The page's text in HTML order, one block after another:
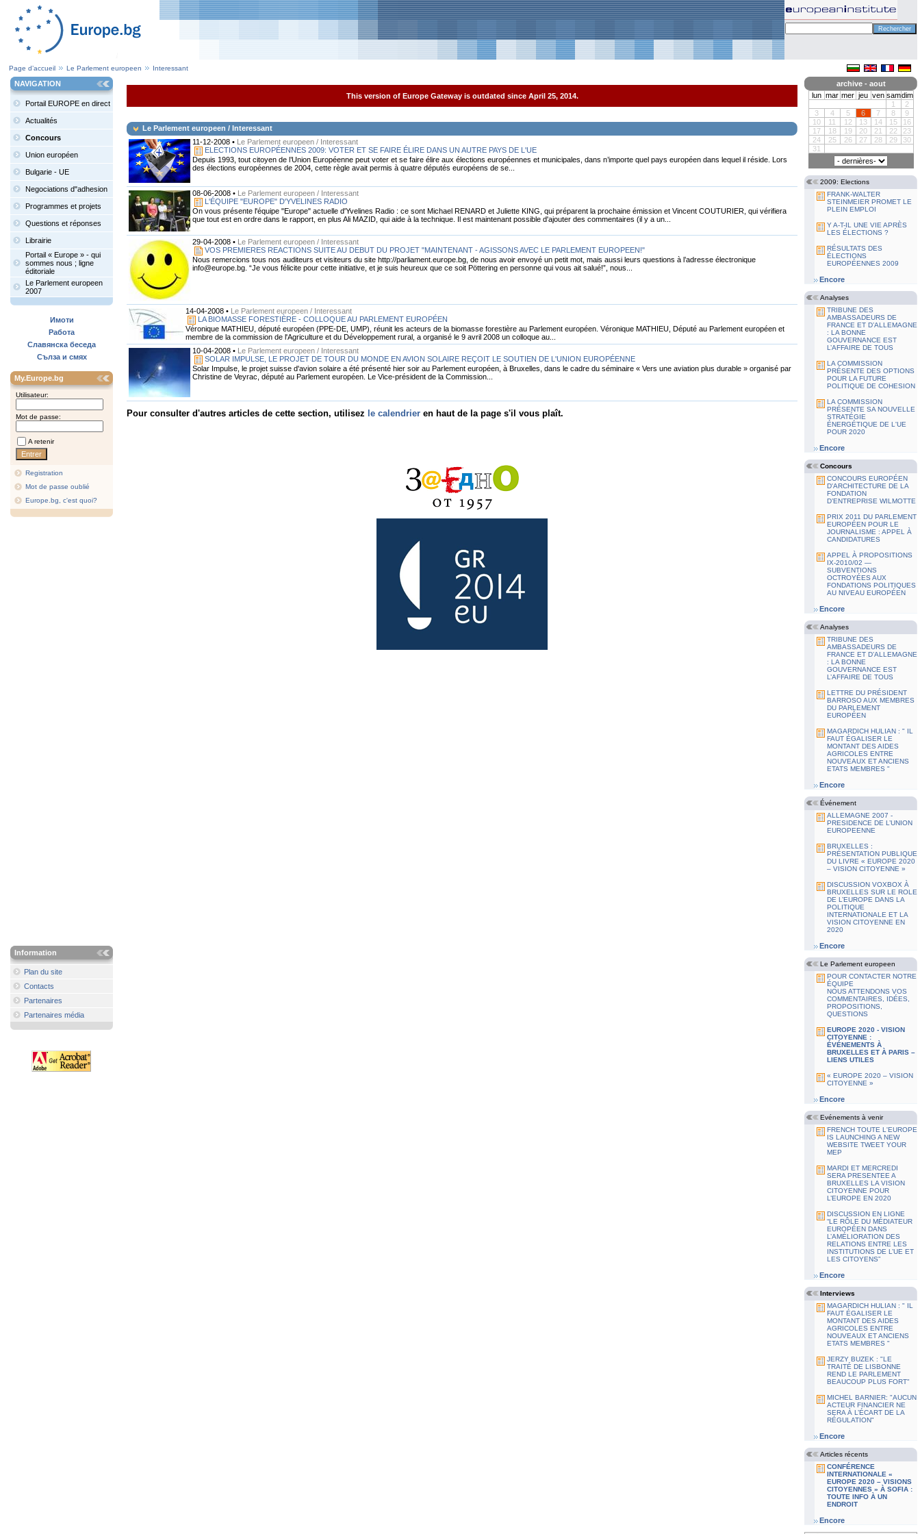
Page d’accueil Le Parlement europeen Interessant
NAVIGATION
Portail EUROPE en direct
Actualités
Concours
Union européen
Bulgarie - UE
Negociations d"adhesion
Programmes et projets
Questions et réponses
Librairie
Portail « Europe » - qui
sommes nous ; ligne
éditoriale
Le Parlement europeen
2007
Имоти
Работа
Славянска беседа
Сълза и смях
My.Europe.bg
Utilisateur:
Mot de passe:
A retenir
Registration
Mot de passe oublié
Europe.bg, c'est quoi?
Information
Plan du site
Contacts
Partenaires
Partenaires média
This version of Europe Gateway is outdated since April 25, 2014.
Le Parlement europeen / Interessant
11-12-2008 • Le Parlement europeen / Interessant
ELECTIONS EUROPÉENNES 2009: VOTER ET SE FAIRE ÉLIRE DANS UN AUTRE PAYS DE L'UE
Depuis 1993, tout citoyen de l’Union Européenne peut voter et se faire élire aux élections européennes et municipales, dans n’importe quel pays européen dans lequel il réside. Lors
des élections européennes de 2004, cette règle avait permis à quatre députés européens de se...
08-06-2008 • Le Parlement europeen / Interessant
L'ÉQUIPE "EUROPE" D'YVELINES RADIO
On vous présente l'équipe "Europe" actuelle d'Yvelines Radio : ce sont Michael RENARD et Juliette KING, qui préparent la prochaine émission et Vincent COUTURIER, qui vérifiera
que tout est en ordre dans le rapport, en plus Ali MAZID, qui aide à la technique. Il est maintenant possible d'ajouter des commentaires (il y a un...
29-04-2008 • Le Parlement europeen / Interessant
VOS PREMIERES REACTIONS SUITE AU DEBUT DU PROJET "MAINTENANT - AGISSONS AVEC LE PARLEMENT EUROPEEN!"
Nous remercions tous nos auditeurs et visiteurs du site http://parliament.europe.bg, de nous avoir envoyé un petit mot, mais aussi leurs questions à l’adresse électronique
info@europe.bg. “Je vous félicite pour cette initiative, et je suis heureux que ce soit Pöttering en personne qui vous ait salué!”, nous...
14-04-2008 • Le Parlement europeen / Interessant
LA BIOMASSE FORESTIÈRE - COLLOQUE AU PARLEMENT EUROPÉEN
Véronique MATHIEU, député européen (PPE-DE, UMP), réunit les acteurs de la biomasse forestière au Parlement européen. Véronique MATHIEU, Député au Parlement européen et
membre de la commission de l'Agriculture et du Développement rural, a organisé le 9 avril 2008 un colloque au...
10-04-2008 • Le Parlement europeen / Interessant
SOLAR IMPULSE, LE PROJET DE TOUR DU MONDE EN AVION SOLAIRE REÇOIT LE SOUTIEN DE L'UNION EUROPÉENNE
Solar Impulse, le projet suisse d'avion solaire a été présenté hier soir au Parlement européen, à Bruxelles, dans le cadre du séminaire « Vers une aviation plus durable » organisé par
Christine de Veyrac, député au Parlement européen. Le Vice-président de la Commission...
Pour consulter d'autres articles de cette section, utilisez le calendrier en haut de la page s'il vous plaît.
archive - aout
lun mar mer jeu ven samdim
1
2
3
4 5 6 7 8
9
10
11 12 13 14 15
16
17
18 19 20 21 22
23
24
25 26 27 28 29
30
31
2009: Elections
FRANK-WALTER
STEINMEIER PROMET LE
PLEIN EMPLOI
Y A-T-IL UNE VIE APRÈS
LES ÉLECTIONS ?
RÉSULTATS DES
ÉLECTIONS
EUROPÉENNES 2009
Encore
Analyses
TRIBUNE DES
AMBASSADEURS DE
FRANCE ET D’ALLEMAGNE
: LA BONNE
GOUVERNANCE EST
L’AFFAIRE DE TOUS
LA COMMISSION
PRÉSENTE DES OPTIONS
POUR LA FUTURE
POLITIQUE DE COHESION
LA COMMISSION
PRÉSENTE SA NOUVELLE
STRATÉGIE
ÉNERGÉTIQUE DE L'UE
POUR 2020
Encore
Concours
CONCOURS EUROPÉEN
D'ARCHITECTURE DE LA
FONDATION
D’ENTREPRISE WILMOTTE
PRIX 2011 DU PARLEMENT
EUROPÉEN POUR LE
JOURNALISME : APPEL À
CANDIDATURES
APPEL À PROPOSITIONS
IX-2010/02 —
SUBVENTIONS
OCTROYÉES AUX
FONDATIONS POLITIQUES
AU NIVEAU EUROPÉEN
Encore
Analyses
TRIBUNE DES
AMBASSADEURS DE
FRANCE ET D’ALLEMAGNE
: LA BONNE
GOUVERNANCE EST
L’AFFAIRE DE TOUS
LETTRE DU PRÉSIDENT
BARROSO AUX MEMBRES
DU PARLEMENT
EUROPÉEN
MAGARDICH HULIAN : " IL
FAUT ÉGALISER LE
MONTANT DES AIDES
AGRICOLES ENTRE
NOUVEAUX ET ANCIENS
ETATS MEMBRES "
Encore
Événement
ALLEMAGNE 2007 -
PRESIDENCE DE L’UNION
EUROPEENNE
BRUXELLES :
PRÉSENTATION PUBLIQUE
DU LIVRE « EUROPE 2020
– VISION CITOYENNE »
DISCUSSION VOXBOX À
BRUXELLES SUR LE ROLE
DE L’EUROPE DANS LA
POLITIQUE
INTERNATIONALE ET LA
VISION CITOYENNE EN
2020
Encore
Le Parlement europeen
POUR CONTACTER NOTRE
ÉQUIPE
NOUS ATTENDONS VOS
COMMENTAIRES, IDÉES,
PROPOSITIONS,
QUESTIONS
EUROPE 2020 - VISION
CITOYENNE :
ÉVÉNEMENTS À
BRUXELLES ET À PARIS –
LIENS UTILES
« EUROPE 2020 – VISION
CITOYENNE »
Encore
Evénements à venir
FRENCH TOUTE L'EUROPE
IS LAUNCHING A NEW
WEBSITE TWEET YOUR
MEP
MARDI ET MERCREDI
SERA PRESENTEE A
BRUXELLES LA VISION
CITOYENNE POUR
L’EUROPE EN 2020
DISCUSSION EN LIGNE
“LE RÔLE DU MÉDIATEUR
EUROPÉEN DANS
L’AMÉLIORATION DES
RELATIONS ENTRE LES
INSTITUTIONS DE L’UE ET
LES CITOYENS”
Encore
Interviews
MAGARDICH HULIAN : " IL
FAUT ÉGALISER LE
MONTANT DES AIDES
AGRICOLES ENTRE
NOUVEAUX ET ANCIENS
ETATS MEMBRES "
JERZY BUZEK : "LE
TRAITÉ DE LISBONNE
REND LE PARLEMENT
BEAUCOUP PLUS FORT"
MICHEL BARNIER: "AUCUN
ACTEUR FINANCIER NE
SERA À L’ÉCART DE LA
RÉGULATION"
Encore
Articles récents
CONFÉRENCE
INTERNATIONALE «
EUROPE 2020 – VISIONS
CITOYENNES » À SOFIA :
TOUTE INFO À UN
ENDROIT
Encore